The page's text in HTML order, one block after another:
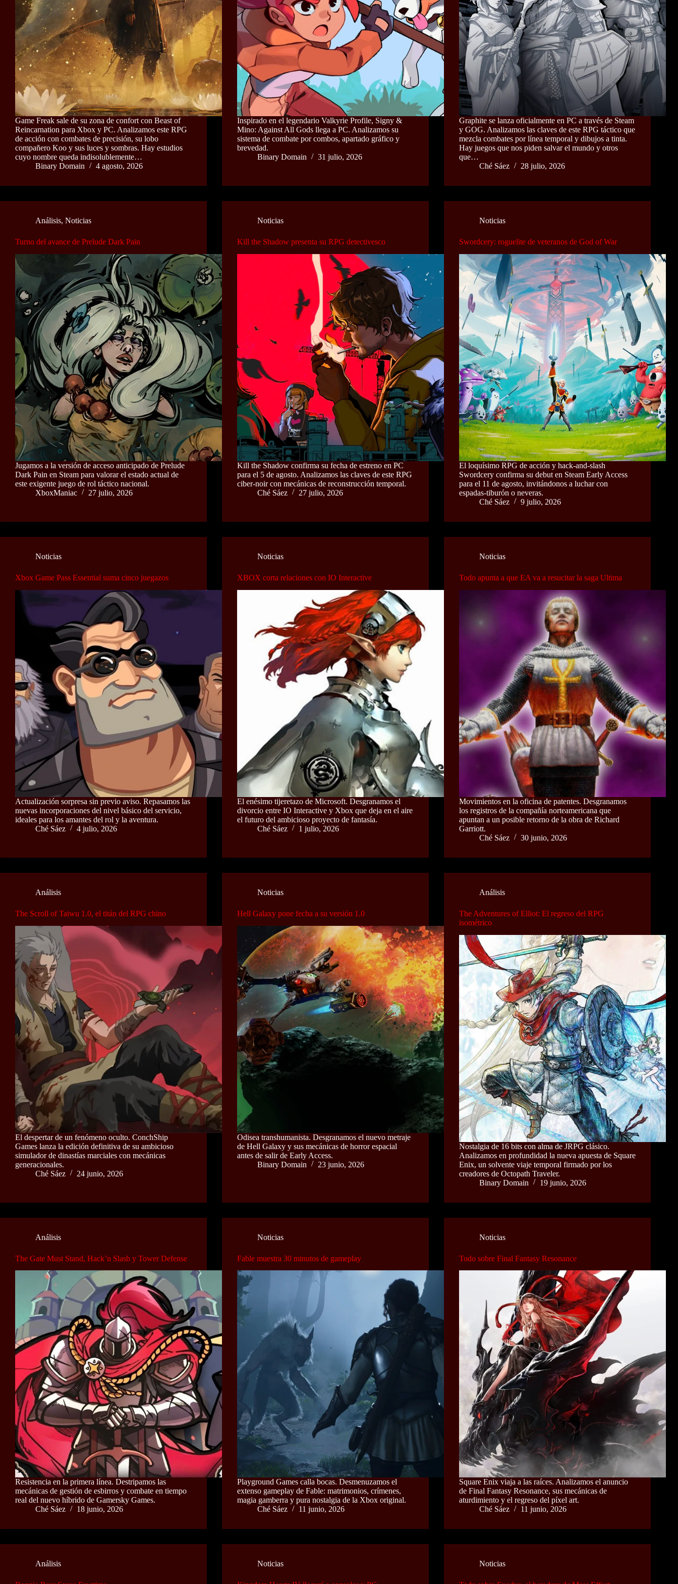
Game Freak sale de su zona de confort con Beast of
Reincarnation para Xbox y PC. Analizamos este RPG
de acción con combates de precisión, su lobo
compañero Koo y sus luces y sombras. Hay estudios
cuyo nombre queda indisolublemente…
Binary Domain
4 agosto, 2026
Inspirado en el legendario Valkyrie Profile, Signy &
Mino: Against All Gods llega a PC. Analizamos su
sistema de combate por combos, apartado gráfico y
brevedad.
Binary Domain
31 julio, 2026
Graphite se lanza oficialmente en PC a través de Steam
y GOG. Analizamos las claves de este RPG táctico que
mezcla combates por línea temporal y dibujos a tinta.
Hay juegos que nos piden salvar el mundo y otros
que…
Ché Sáez
28 julio, 2026
Análisis, Noticias
Turno del avance de Prelude Dark Pain
Jugamos a la versión de acceso anticipado de Prelude
Dark Pain en Steam para valorar el estado actual de
este exigente juego de rol táctico nacional.
XboxManiac
27 julio, 2026
Noticias
Kill the Shadow presenta su RPG detectivesco
Kill the Shadow confirma su fecha de estreno en PC
para el 5 de agosto. Analizamos las claves de este RPG
ciber-noir con mecánicas de reconstrucción temporal.
Ché Sáez
27 julio, 2026
Noticias
Swordcery: roguelite de veteranos de God of War
El loquísimo RPG de acción y hack-and-slash
Swordcery confirma su debut en Steam Early Access
para el 11 de agosto, invitándonos a luchar con
espadas-tiburón o neveras.
Ché Sáez
9 julio, 2026
Noticias
Xbox Game Pass Essential suma cinco juegazos
Actualización sorpresa sin previo aviso. Repasamos las
nuevas incorporaciones del nivel básico del servicio,
ideales para los amantes del rol y la aventura.
Ché Sáez
4 julio, 2026
Noticias
XBOX corta relaciones con IO Interactive
El enésimo tijeretazo de Microsoft. Desgranamos el
divorcio entre IO Interactive y Xbox que deja en el aire
el futuro del ambicioso proyecto de fantasía.
Ché Sáez
1 julio, 2026
Noticias
Todo apunta a que EA va a resucitar la saga Ultima
Movimientos en la oficina de patentes. Desgranamos
los registros de la compañía norteamericana que
apuntan a un posible retorno de la obra de Richard
Garriott.
Ché Sáez
30 junio, 2026
Análisis
The Scroll of Taiwu 1.0, el titán del RPG chino
El despertar de un fenómeno oculto. ConchShip
Games lanza la edición definitiva de su ambicioso
simulador de dinastías marciales con mecánicas
generacionales.
Ché Sáez
24 junio, 2026
Noticias
Hell Galaxy pone fecha a su versión 1.0
Odisea transhumanista. Desgranamos el nuevo metraje
de Hell Galaxy y sus mecánicas de horror espacial
antes de salir de Early Access.
Binary Domain
23 junio, 2026
Análisis
The Adventures of Elliot: El regreso del RPG
isométrico
Nostalgia de 16 bits con alma de JRPG clásico.
Analizamos en profundidad la nueva apuesta de Square
Enix, un solvente viaje temporal firmado por los
creadores de Octopath Traveler.
Binary Domain
19 junio, 2026
Análisis
The Gate Must Stand, Hack’n Slash y Tower Defense
Resistencia en la primera línea. Destripamos las
mecánicas de gestión de esbirros y combate en tiempo
real del nuevo híbrido de Gamersky Games.
Ché Sáez
18 junio, 2026
Noticias
Fable muestra 30 minutos de gameplay
Playground Games calla bocas. Desmenuzamos el
extenso gameplay de Fable: matrimonios, crímenes,
magia gamberra y pura nostalgia de la Xbox original.
Ché Sáez
11 junio, 2026
Noticias
Todo sobre Final Fantasy Resonance
Square Enix viaja a las raíces. Analizamos el anuncio
de Final Fantasy Resonance, sus mecánicas de
aturdimiento y el regreso del píxel art.
Ché Sáez
11 junio, 2026
Análisis Noticias Noticias